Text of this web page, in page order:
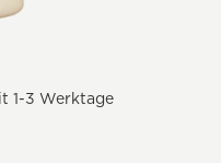
1-3 Werktage